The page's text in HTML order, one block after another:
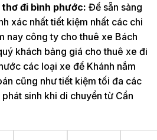
đi bình phước: Để sẵn sàng
xác nhất tiết kiệm nhất các chi
nay công ty cho thuê xe Bách
khách bảng giá cho thuê xe đi
các loại xe để Khánh nắm
cũng như tiết kiệm tối đa các
sinh khi di chuyển từ Cần